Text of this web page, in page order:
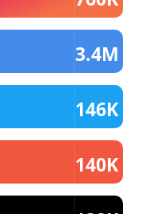
3.4M
146K
140K